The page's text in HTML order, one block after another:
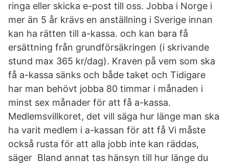
ringa eller skicka e-post till oss. Jobba i Norge i
mer än 5 år krävs en anställning i Sverige innan
kan ha rätten till a-kassa. och kan bara få
ersättning från grundförsäkringen (i skrivande
stund max 365 kr/dag). Kraven på vem som ska
få a-kassa sänks och både taket och Tidigare
har man behövt jobba 80 timmar i månaden i
minst sex månader för att få a-kassa.
Medlemsvillkoret, det vill säga hur länge man ska
ha varit medlem i a-kassan för att få Vi måste
också rusta för att alla jobb inte kan räddas,
säger Bland annat tas hänsyn till hur länge du